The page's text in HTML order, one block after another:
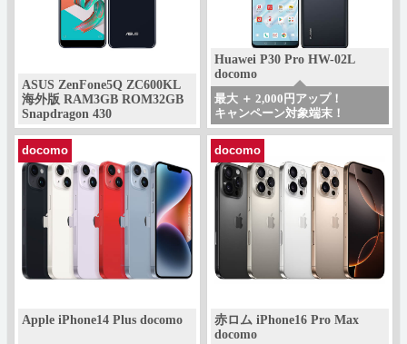
ASUS ZenFone5Q ZC600KL
海外版 RAM3GB ROM32GB
Snapdragon 430
Huawei P30 Pro HW-02L
docomo
最大 ＋ 2,000円アップ！
キャンペーン対象端末！
docomo
Apple iPhone14 Plus docomo
docomo
赤ロム iPhone16 Pro Max
docomo